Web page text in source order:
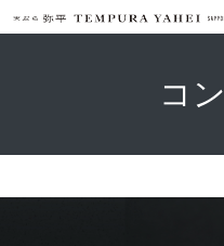
コ